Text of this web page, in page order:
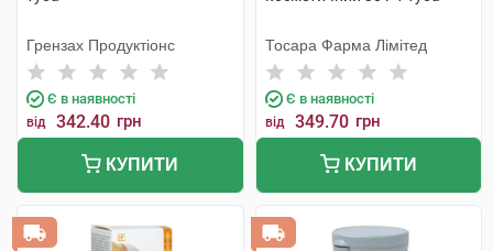
Грензах Продуктіонс
Є в наявності
від 342.40 грн
КУПИТИ
Тосара Фарма Лімітед
Є в наявності
від 349.70 грн
КУПИТИ